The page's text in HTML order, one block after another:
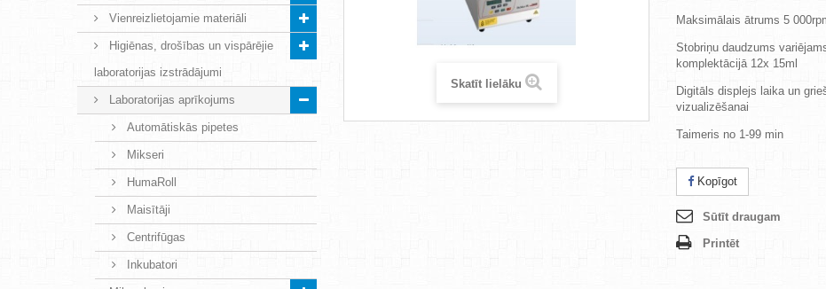
Vienreizlietojamie materiāli
Higiēnas, drošības un vispārējie
laboratorijas izstrādājumi
Laboratorijas aprīkojums
Automātiskās pipetes
Mikseri
HumaRoll
Maisītāji
Centrifūgas
Inkubatori
Skatīt lielāku
Maksimālais ātrums 5
Stobriņu daudzums
komplektācijā 12x 15ml
Digitāls displejs laika un
vizualizēšanai
Taimeris no 1-99 min
Kopīgot
Sūtīt draugam
Printēt